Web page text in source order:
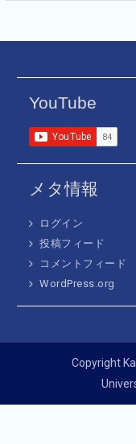
YouTube
メタ情報
ログイン
投稿フィード
コメントフィード
WordPress.org
Copyright